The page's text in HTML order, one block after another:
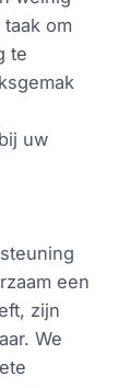
om
te
uw
een
zijn
We